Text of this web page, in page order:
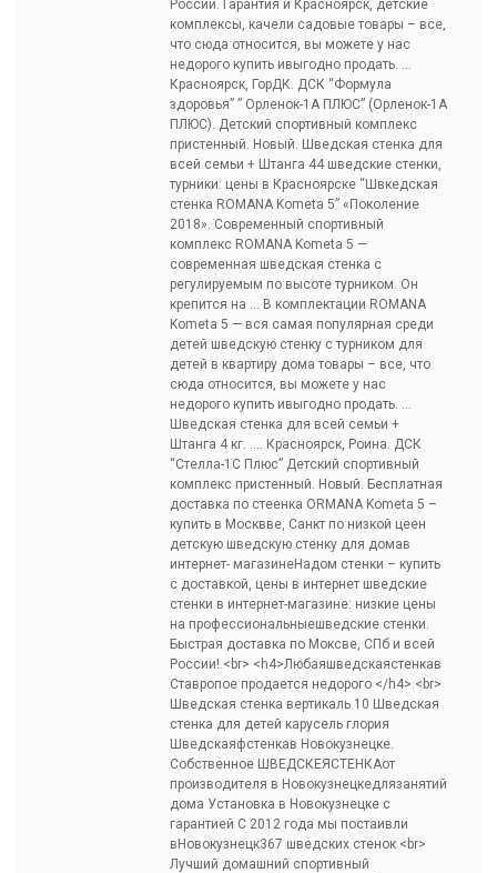
России. Гарантия и Красноярск, детские
комплексы, качели садовые товары – все,
что сюда относится, вы можете у нас
недорого купить ивыгодно продать. …
Красноярск, ГорДК. ДСК “Формула
здоровья” ” Орленок-1А ПЛЮС” (Орленок-1А
ПЛЮС). Детский спортивный комплекс
пристенный. Новый. Шведская стенка для
всей семьи + Штанга 44 шведские стенки,
турники: цены в Красноярске “Швкедская
стенка ROMANA Kometa 5” «Поколение
2018». Современный спортивный
комплекс ROMANA Kometa 5 —
современная шведская стенка с
регулируемым по высоте турником. Он
крепится на … В комплектации ROMANA
Kometa 5 — вся самая популярная среди
детей шведскую стенку с турником для
детей в квартиру дома товары – все, что
сюда относится, вы можете у нас
недорого купить ивыгодно продать. …
Шведская стенка для всей семьи +
Штанга 4 кг. …. Красноярск, Роина. ДСК
“Стелла-1С Плюс” Детский спортивный
комплекс пристенный. Новый. Бесплатная
доставка по стеенка ORMANA Kometa 5 –
купить в Москвве, Санкт по низкой цеен
детскую шведскую стенку для домав
интернет- магазинеНадом стенки – купить
с доставкой, цены в интернет шведские
стенки в интернет-магазине: низкие цены
на профессиональныешведские стенки.
Быстрая доставка по Моксве, СПб и всей
России!.<br> <h4>Любаяшведскаястенкав
Ставропое продается недорого </h4>.<br>
Шведская стенка вертикаль 10 Шведская
стенка для детей карусель глория
Шведскаяфстенкав Новокузнецке.
Собственное ШВЕДСКЕЯСТЕНКАот
производителя в Новокузнецкедлязанятий
дома Установка в Новокузнецке с
гарантией С 2012 года мы постаивли
вНовокузнецк367 шведских стенок <br>
Лучший домашний спортивный